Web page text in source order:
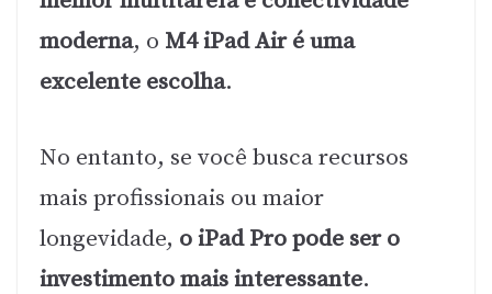
moderna, o M4 iPad Air é uma
excelente escolha.
No entanto, se você busca recursos
mais profissionais ou maior
longevidade, o iPad Pro pode ser o
investimento mais interessante.